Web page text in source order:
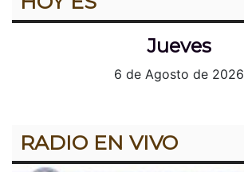
Jueves
6 de Agosto de 2026
RADIO EN VIVO